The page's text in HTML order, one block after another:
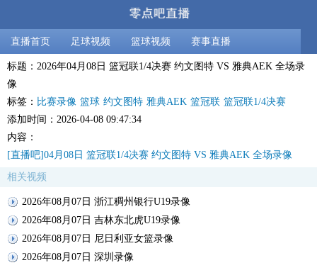
直播首页 足球视频 篮球视频 赛事直播
标题：2026年04月08日 篮冠联1/4决赛 约文图特 VS 雅典AEK 全场录
像
标签： 比赛录像 篮球 约文图特 雅典AEK 篮冠联 篮冠联1/4决赛
添加时间：2026-04-08 09:47:34
内容：
[直播吧]04月08日 篮冠联1/4决赛 约文图特 VS 雅典AEK 全场录像
相关视频
2026年08月07日 浙江稠州银行U19录像
2026年08月07日 吉林东北虎U19录像
2026年08月07日 尼日利亚女篮录像
2026年08月07日 深圳录像